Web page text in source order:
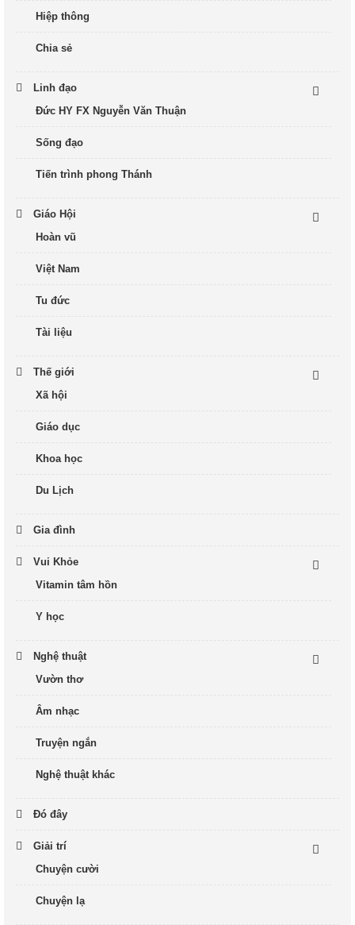
Hiệp thông
Chia sẻ
Linh đạo
Đức HY FX Nguyễn Văn Thuận
Sống đạo
Tiến trình phong Thánh
Giáo Hội
Hoàn vũ
Việt Nam
Tu đức
Tài liệu
Thế giới
Xã hội
Giáo dục
Khoa học
Du Lịch
Gia đình
Vui Khỏe
Vitamin tâm hồn
Y học
Nghệ thuật
Vườn thơ
Âm nhạc
Truyện ngắn
Nghệ thuật khác
Đó đây
Giải trí
Chuyện cười
Chuyện lạ